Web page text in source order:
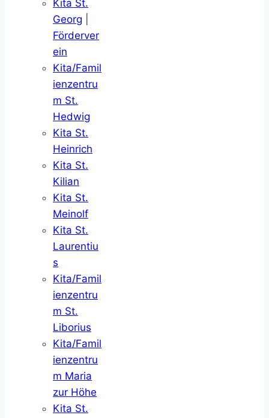
Kita St.
Georg
Förderver
ein
Kita/Famil
ienzentru
m St.
Hedwig
Kita St.
Heinrich
Kita St.
Kilian
Kita St.
Meinolf
Kita St.
Laurentiu
s
Kita/Famil
ienzentru
m St.
Liborius
Kita/Famil
ienzentru
m Maria
zur Höhe
Kita St.